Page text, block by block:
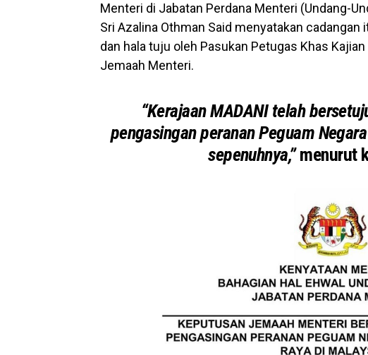
Menteri di Jabatan Perdana Menteri (Undang-
Sri Azalina Othman Said menyatakan
dan hala tuju oleh Pasukan Petugas Khas
Jemaah Menteri.
“Kerajaan MADANI telah
pengasingan peranan Peguam
sepenuhnya,”menurut